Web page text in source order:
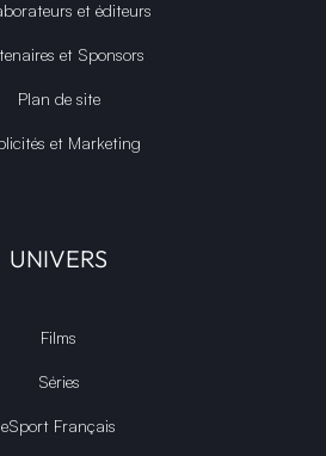
et éditeurs
et Sponsors
Plan de site
et Marketing
UNIVERS
Films
Séries
eSport Français